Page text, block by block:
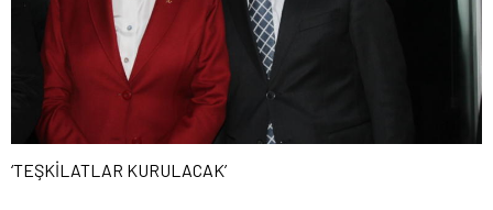
‘TEŞKİLATLAR KURULACAK’